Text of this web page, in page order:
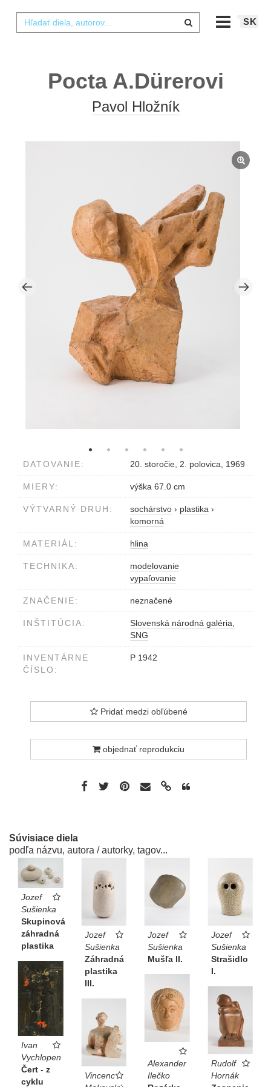
SK
Pocta A.Dürerovi
Pavol Hložník
DATOVANIE: 20. storočie, 2. polovica, 1969
MIERY: výška 67.0 cm
VÝTVARNÝ DRUH: sochárstvo › plastika ›
komorná
MATERIÁL: hlina
TECHNIKA:
modelovanie
vypaľovanie
ZNAČENIE: neznačené
INŠTITÚCIA:
Slovenská národná galéria,
SNG
INVENTÁRNE
ČÍSLO:
P 1942
Pridať medzi obľúbené
objednať reprodukciu
Súvisiace diela
podľa názvu, autora / autorky, tagov...
Jozef
Sušienka
Skupinová
záhradná
plastika
Jozef
Sušienka
Záhradná
plastika
III.
Jozef
Sušienka
Mušľa II.
Jozef
Sušienka
Strašidlo
I.
Ivan
Vychlopen
Čert - z
cyklu
Alexander
Ilečko
Rudolf
Hornák
Vincenc